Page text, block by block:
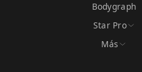
Bodygraph
Star Pro
Más